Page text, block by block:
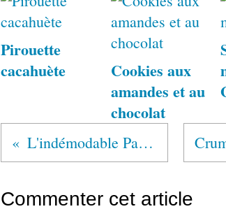
Pirouette
cacahuète
Cookies aux
amandes et au
chocolat
L'indémodable Paris-Brest
Commenter cet article